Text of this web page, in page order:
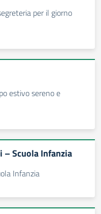
per il giorno
estivo sereno e
Scuola Infanzia
Infanzia